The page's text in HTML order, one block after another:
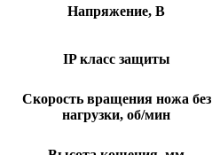
Напряжение, В
IP класс защиты
Скорость вращения ножа без
нагрузки, об/мин